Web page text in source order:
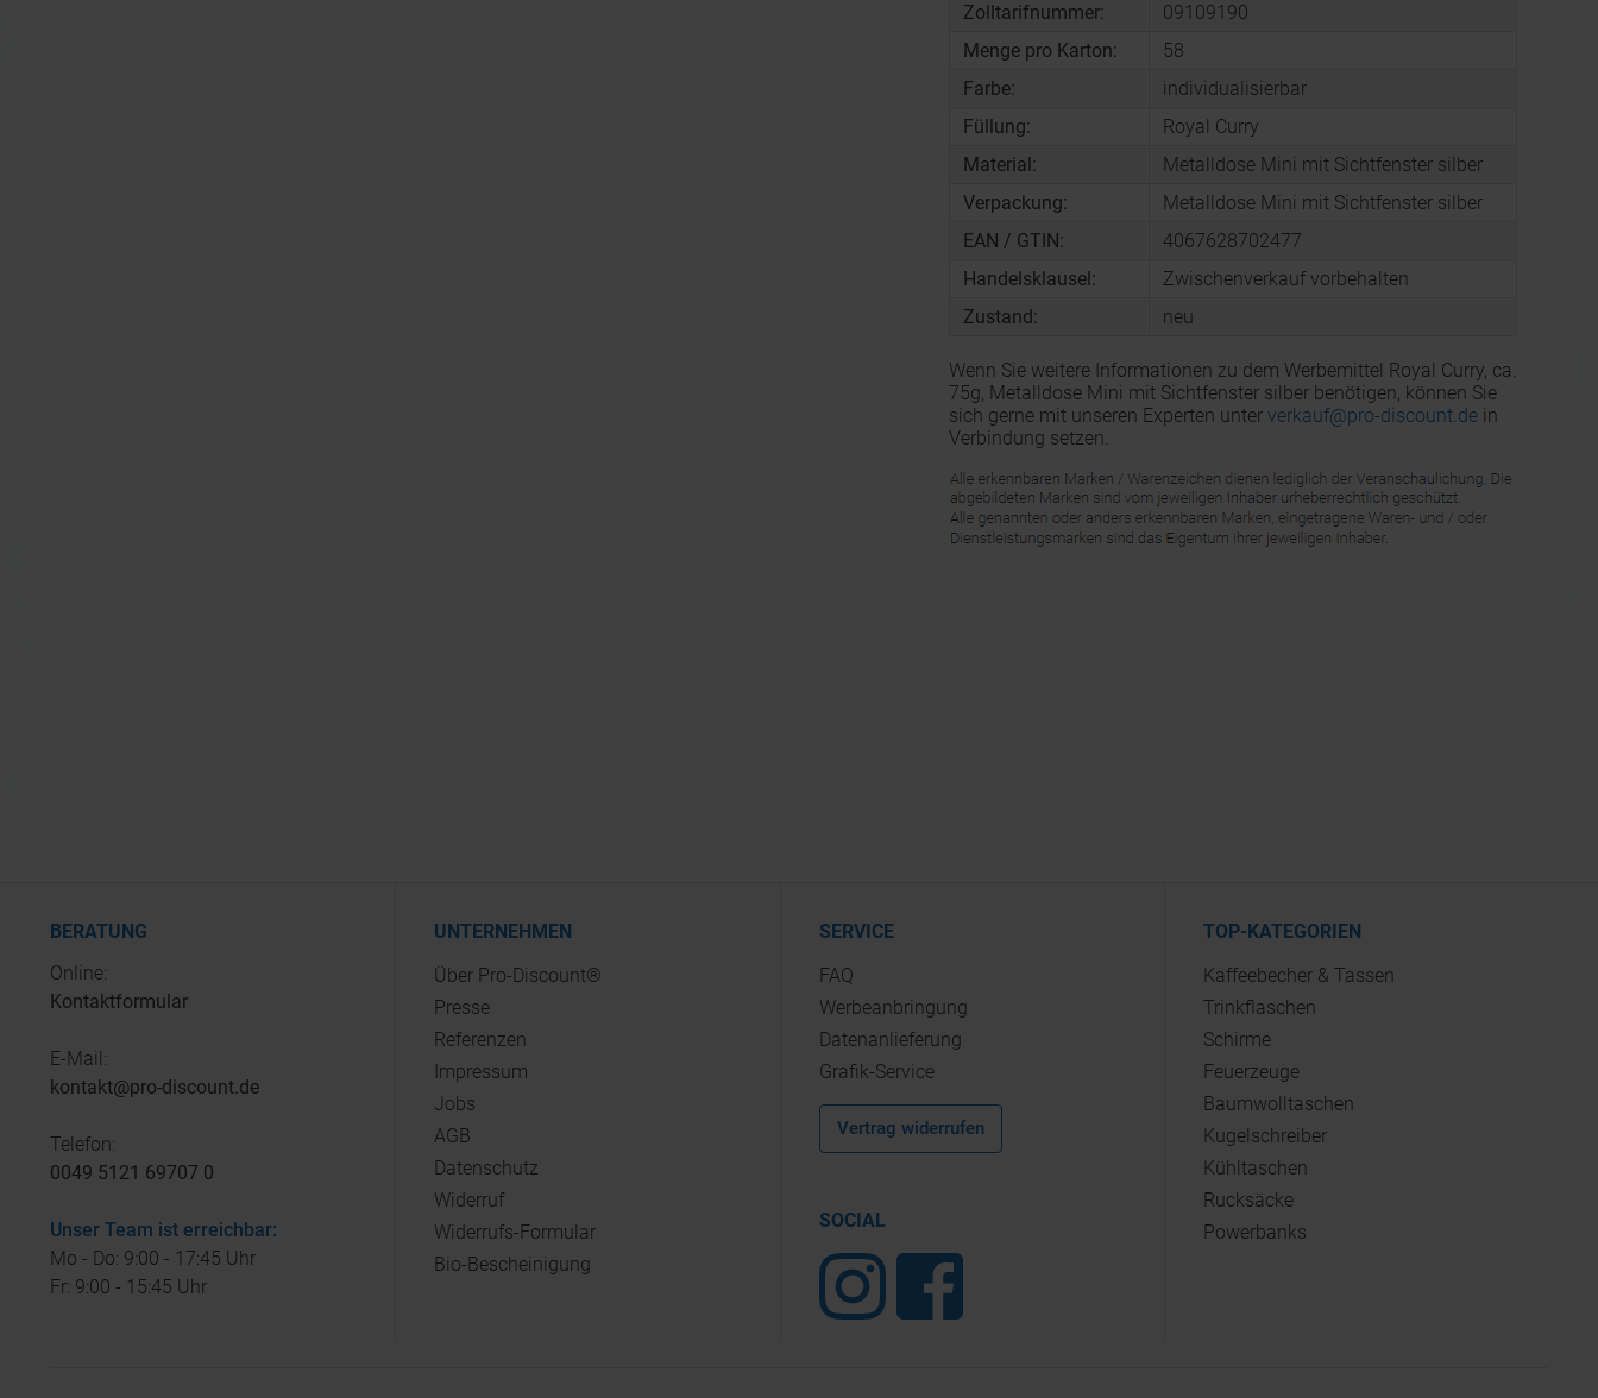
Zolltarifnummer:
09109190
Menge pro Karton:
58
Farbe:
individualisierbar
Füllung:
Royal Curry
Material:
Metalldose Mini mit Sichtfenster silber
Verpackung:
Metalldose Mini mit Sichtfenster silber
EAN / GTIN:
4067628702477
Handelsklausel:
Zwischenverkauf vorbehalten
Zustand:
neu
Wenn Sie weitere Informationen zu dem Werbemittel Royal Curry, ca.
75g, Metalldose Mini mit Sichtfenster silber benötigen, können Sie
sich gerne mit unseren Experten unter verkauf@pro-discount.dein
Verbindung setzen.
BERATUNG
Online:
Kontaktformular
E-Mail:
kontakt@pro-discount.de
Telefon:
0049 5121 69707 0
Unser Team ist erreichbar:
Mo - Do: 9:00 - 17:45 Uhr
Fr: 9:00 - 15:45 Uhr
UNTERNEHMEN
Über Pro-Discount®
Presse
Referenzen
Impressum
Jobs
AGB
Datenschutz
Widerruf
Widerrufs-Formular
Bio-Bescheinigung
SERVICE
FAQ
Werbeanbringung
Datenanlieferung
Grafik-Service
Vertrag widerrufen
SOCIAL
TOP-KATEGORIEN
Kaffeebecher & Tassen
Trinkflaschen
Schirme
Feuerzeuge
Baumwolltaschen
Kugelschreiber
Kühltaschen
Rucksäcke
Powerbanks